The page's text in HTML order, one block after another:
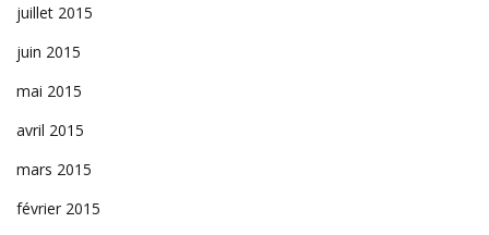
juillet 2015
juin 2015
mai 2015
avril 2015
mars 2015
février 2015